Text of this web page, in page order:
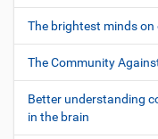
The brightest minds on
The Community
Better understanding
in the brain